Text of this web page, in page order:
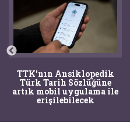
TTK'nın Ansiklopedik
Türk Tarih Sözlüğüne
artık mobil uygulama ile
erişilebilecek